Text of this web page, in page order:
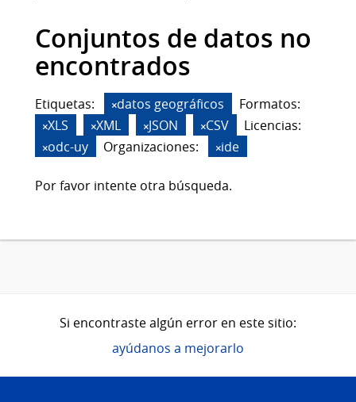
Conjuntos de datos no
encontrados
Etiquetas: datos geográficos
Formatos:
XLS
XML JSON CSV
Licencias:
odc-uy
Organizaciones: ide
Por favor intente otra búsqueda.
Si encontraste algún error en este sitio:
ayúdanos a mejorarlo